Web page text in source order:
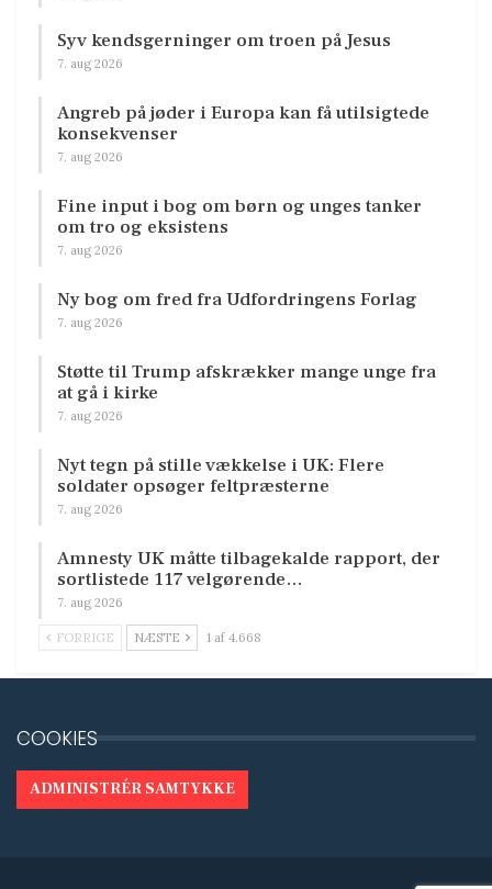
Syv kendsgerninger om troen på Jesus
7. aug 2026
Angreb på jøder i Europa kan få utilsigtede
konsekvenser
7. aug 2026
Fine input i bog om børn og unges tanker
om tro og eksistens
7. aug 2026
Ny bog om fred fra Udfordringens Forlag
7. aug 2026
Støtte til Trump afskrækker mange unge fra
at gå i kirke
7. aug 2026
Nyt tegn på stille vækkelse i UK: Flere
soldater opsøger feltpræsterne
7. aug 2026
Amnesty UK måtte tilbagekalde rapport, der
sortlistede 117 velgørende…
7. aug 2026
FORRIGE NÆSTE 1 af 4.668
COOKIES
ADMINISTRÉR SAMTYKKE